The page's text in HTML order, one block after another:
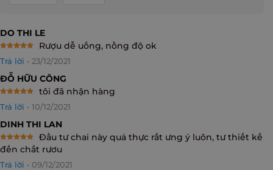
DO THI LE
out of 5
Rượu dễ uống, nồng độ ok
Trả lời • 23/12/2021
ĐỖ HỮU CÔNG
out of 5
tôi đã nhận hàng
Trả lời • 10/12/2021
DINH THI LAN
Rated
5
out of 5
Đầu tư chai này quả thực rất ưng ý luôn, tư thiết kế
đến chất rươu
Trả lời • 09/12/2021